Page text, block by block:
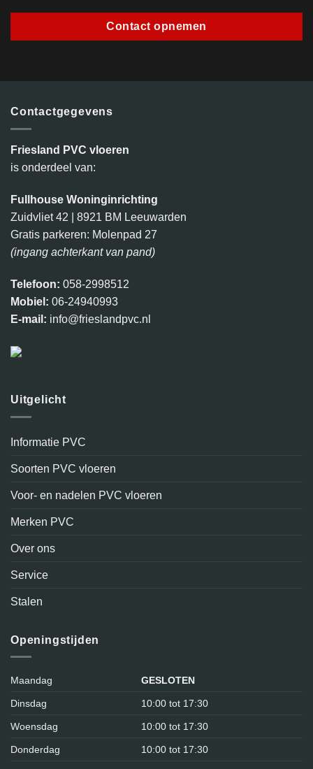
Contact opnemen
Contactgegevens
Friesland PVC vloeren
is onderdeel van:
Fullhouse Woninginrichting
Zuidvliet 42 | 8921 BM Leeuwarden
Gratis parkeren: Molenpad 27
(ingang achterkant van pand)
Telefoon: 058-2998512
Mobiel: 06-24940993
E-mail: info@frieslandpvc.nl
Uitgelicht
Informatie PVC
Soorten PVC vloeren
Voor- en nadelen PVC vloeren
Merken PVC
Over ons
Service
Stalen
Openingstijden
Maandag GESLOTEN
Dinsdag 10:00 tot 17:30
Woensdag 10:00 tot 17:30
Donderdag 10:00 tot 17:30